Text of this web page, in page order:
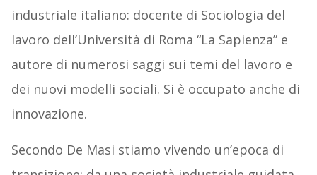
industriale italiano: docente di Sociologia del
lavoro dell’Università di Roma “La Sapienza” e
autore di numerosi saggi sui temi del lavoro e
dei nuovi modelli sociali. Si è occupato anche di
innovazione.
Secondo De Masi stiamo vivendo un’epoca di